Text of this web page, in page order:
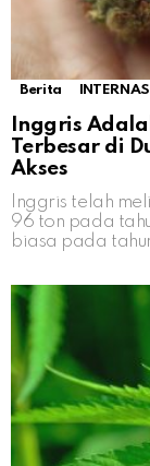
Berita
Inggris
Terbesar di
Akses
Inggris telah
96 ton pada
biasa pada